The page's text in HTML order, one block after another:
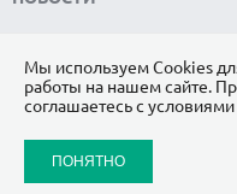
ПОДПИШИТЕСЬ НА НАС
ЯНДЕКС.ДЗЕН
ВКОНТАКТЕ
Мы используем Сookies
работы на нашем сайте.
соглашаетесь с условиями
ПОНЯТНО